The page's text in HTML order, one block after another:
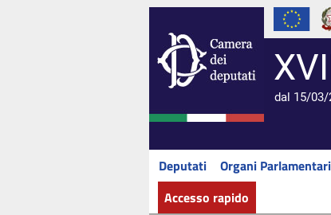
dal 15/03/
Deputati Organi Parlamentari
Accesso rapido